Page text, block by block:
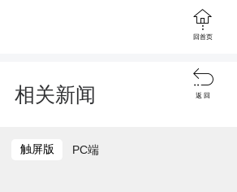
相关新闻
触屏版 PC端

回首页

返 回